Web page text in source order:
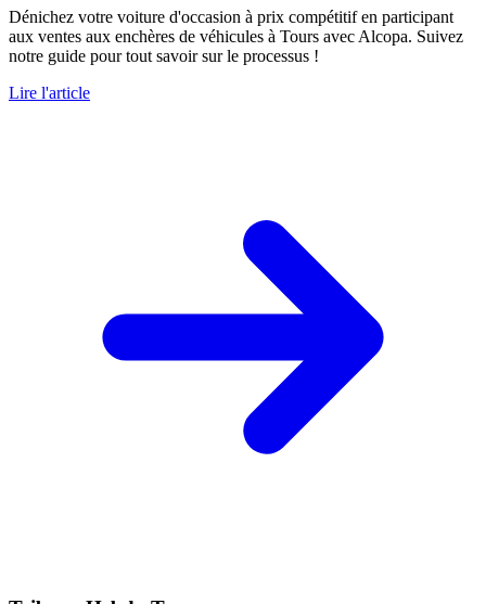
Dénichez votre voiture d'occasion à prix compétitif en participant
aux ventes aux enchères de véhicules à Tours avec Alcopa. Suivez
notre guide pour tout savoir sur le processus !
Lire l'article